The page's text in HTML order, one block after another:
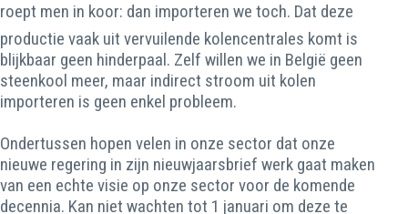
roept men in koor: dan importeren we toch. Dat deze
productie vaak uit vervuilende kolencentrales komt is
blijkbaar geen hinderpaal. Zelf willen we in België geen
steenkool meer, maar indirect stroom uit kolen
importeren is geen enkel probleem.
Ondertussen hopen velen in onze sector dat onze
nieuwe regering in zijn nieuwjaarsbrief werk gaat maken
van een echte visie op onze sector voor de komende
decennia. Kan niet wachten tot 1 januari om deze te